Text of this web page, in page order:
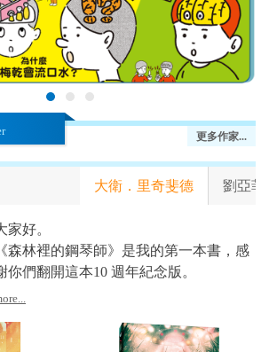
更多作家...
大衛．里奇斐德 劉亞菲
家好。
《森林裡的鋼琴師》是我的第一本書，感
你們翻開這本10 週年紀念版。